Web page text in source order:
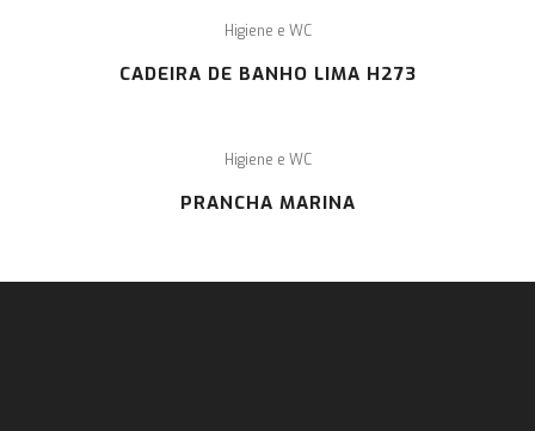
Higiene e WC
CADEIRA DE BANHO LIMA H273
Higiene e WC
PRANCHA MARINA